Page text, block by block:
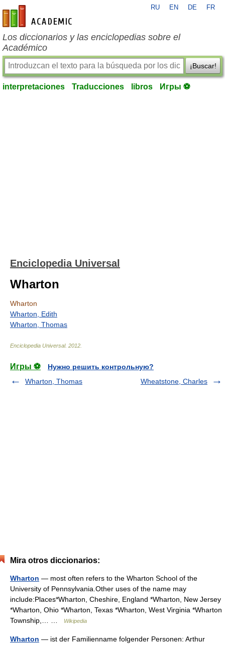
es-academic.com
RU EN DE FR
Los diccionarios y las enciclopedias sobre el
Académico
¡Buscar!
interpretaciones Traducciones libros Игры ⚽
Enciclopedia Universal
Wharton
Wharton
Wharton, Edith
Wharton, Thomas
Enciclopedia Universal. 2012
Игры ⚽
Нужно решить контрольную?
Wharton, Thomas
Wheatstone, Charles
Mira otros diccionarios:
Wharton — most often refers to the Wharton School of the
University of Pennsylvania.Other uses of the name may
include:Places*Wharton, Cheshire, England *Wharton, New Jersey
*Wharton, Ohio *Wharton, Texas *Wharton, West Virginia *Wharton
Township,… …
Wikipedia
Wharton — ist der Familienname folgender Personen: Arthur